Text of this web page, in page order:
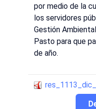
por medio de la
los servidores
Gestión
Pasto para que
de año.